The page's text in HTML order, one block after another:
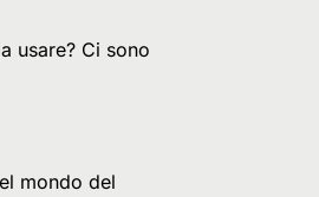
usare? Ci sono
mondo del